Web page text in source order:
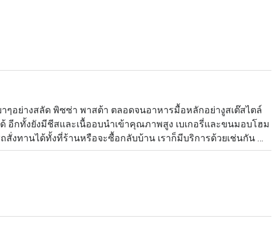
ๆอย่างสลัด พิซซ่า พาสต้า ตลอดจนอาหารมื้อหลักอย่างูสเต๊สไตล์
อีกทั้งยังมีชีสและเนื้ออบนำเข้าคุณภาพสูง เบเกอรี่และขนมอบโฮม
สั่งทานได้ทั้งที่ร้านหรือจะซื้อกลับบ้าน เราก็มีบริการด้วยเช่นกัน
สามารถแชร์กันได้ เพื่อเพิ่มบรรยากาศให้มีความสนุกกับการรับ